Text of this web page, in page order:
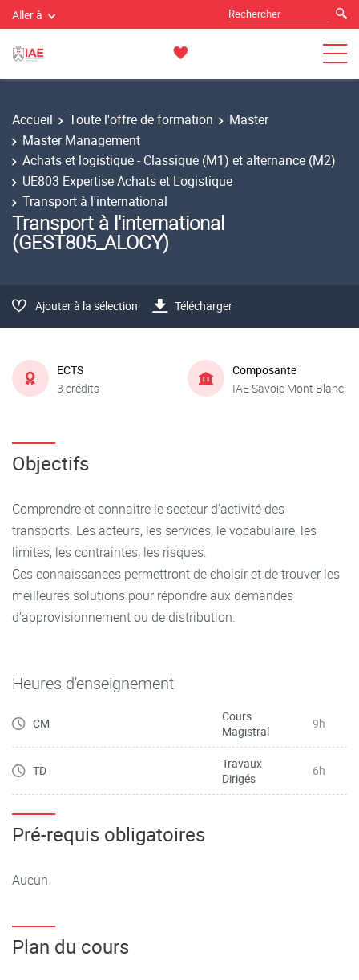
Aller à
Accueil Toute l'offre de formation
Master
Master Management
Achats et logistique - Classique (M1) et alternance (M2)
UE803 Expertise Achats et Logistique
Transport à l'international
Transport à l'international
(GEST805_ALOCY)
Ajouter à la sélection Télécharger
ECTS
3 crédits
Composante
IAE Savoie Mont Blanc
Objectifs
Comprendre et connaitre le secteur d’activité des
transports. Les acteurs, les services, le vocabulaire, les
limites, les contraintes, les risques.
Ces connaissances permettront de choisir et de trouver les
meilleures solutions pour répondre aux demandes
d’approvisionnement ou de distribution.
Heures d'enseignement
CM
Cours
Magistral
9h
TD
Travaux
Dirigés
6h
Pré-requis obligatoires
Aucun
Plan du cours